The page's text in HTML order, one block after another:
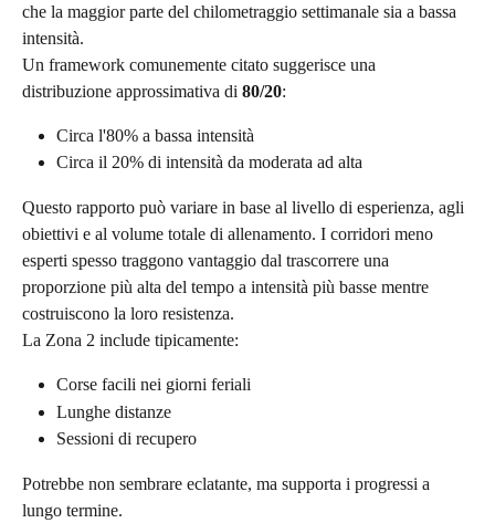
che la maggior parte del chilometraggio settimanale sia a bassa
intensità.
Un framework comunemente citato suggerisce una
distribuzione approssimativa di 80/20:
Circa l'80% a bassa intensità
Circa il 20% di intensità da moderata ad alta
Questo rapporto può variare in base al livello di esperienza, agli
obiettivi e al volume totale di allenamento. I corridori meno
esperti spesso traggono vantaggio dal trascorrere una
proporzione più alta del tempo a intensità più basse mentre
costruiscono la loro resistenza.
La Zona 2 include tipicamente:
Corse facili nei giorni feriali
Lunghe distanze
Sessioni di recupero
Potrebbe non sembrare eclatante, ma supporta i progressi a
lungo termine.